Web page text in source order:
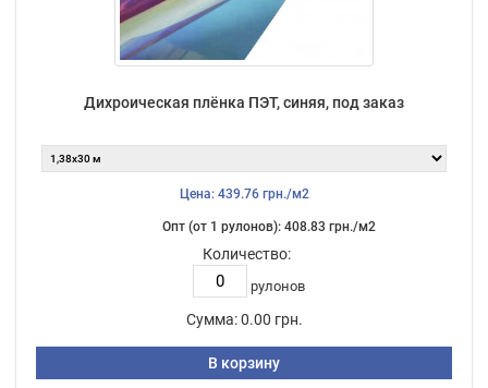
Дихроическая плёнка ПЭТ, синяя, под заказ
Цена: 439.76 грн./м2
Опт (от 1 рулонов): 408.83 грн./м2
Количество:
рулонов
Сумма: 0.00 грн.
В корзину